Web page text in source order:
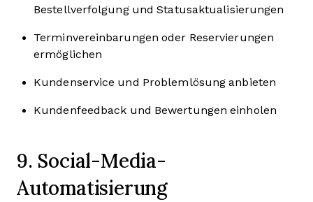
Bestellverfolgung und Statusaktualisierungen
Terminvereinbarungen oder Reservierungen
ermöglichen
Kundenservice und Problemlösung anbieten
Kundenfeedback und Bewertungen einholen
9. Social-Media-
Automatisierung